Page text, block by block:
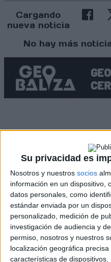
Su privacidad es
Nosotros y nuestros socios
información en un dispositivo,
datos personales, como
estándar enviada por un
personalizado, medición de
investigación de audiencia y
permiso, nosotros y nuestros
localización geográfica
características de
Cargando
nueva noticia
No hay más
Rallyes
WRC
S-CER
ERC
CERA
CERT
Internacionales
Campeonatos
Históricos
Dakar
RallyCross